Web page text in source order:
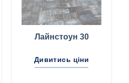
Лайнстоун 30
Дивитись ціни